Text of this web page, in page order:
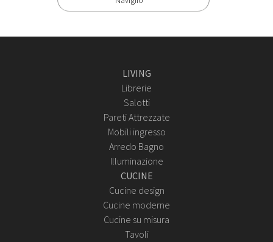
LIVING
Librerie
Salotti
Pareti Attrezzate
Mobili ingresso
Arredo Bagno
Illuminazione
CUCINE
Cucine design
Cucine moderne
Cucine su misura
Tavoli